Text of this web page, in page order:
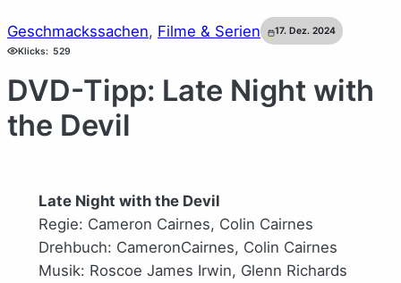
Geschmackssachen, Filme & Serien
17. Dez. 2024
Klicks: 529
DVD-Tipp: Late Night with
the Devil
Late Night with the Devil
Regie: Cameron Cairnes, Colin Cairnes
Drehbuch: CameronCairnes, Colin Cairnes
Musik: Roscoe James Irwin, Glenn Richards